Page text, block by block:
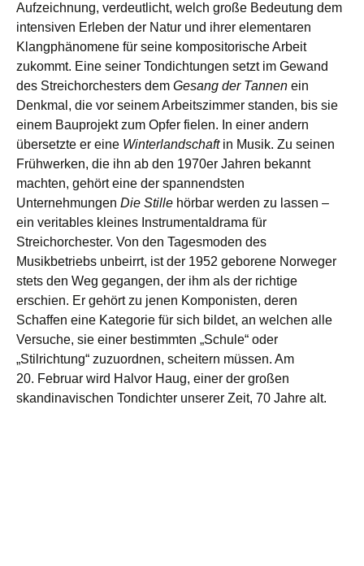
Aufzeichnung, verdeutlicht, welch große Bedeutung dem
intensiven Erleben der Natur und ihrer elementaren
Klangphänomene für seine kompositorische Arbeit
zukommt. Eine seiner Tondichtungen setzt im Gewand
des Streichorchesters dem Gesang der Tannen ein
Denkmal, die vor seinem Arbeitszimmer standen, bis sie
einem Bauprojekt zum Opfer fielen. In einer andern
übersetzte er eine Winterlandschaftin Musik. Zu seinen
Frühwerken, die ihn ab den 1970er Jahren bekannt
machten, gehört eine der spannendsten
Unternehmungen Die Stille hörbar werden zu lassen –
ein veritables kleines Instrumentaldrama für
Streichorchester. Von den Tagesmoden des
Musikbetriebs unbeirrt, ist der 1952 geborene Norweger
stets den Weg gegangen, der ihm als der richtige
erschien. Er gehört zu jenen Komponisten, deren
Schaffen eine Kategorie für sich bildet, an welchen alle
Versuche, sie einer bestimmten „Schule“ oder
„Stilrichtung“ zuzuordnen, scheitern müssen. Am
20. Februar wird Halvor Haug, einer der großen
skandinavischen Tondichter unserer Zeit, 70 Jahre alt.